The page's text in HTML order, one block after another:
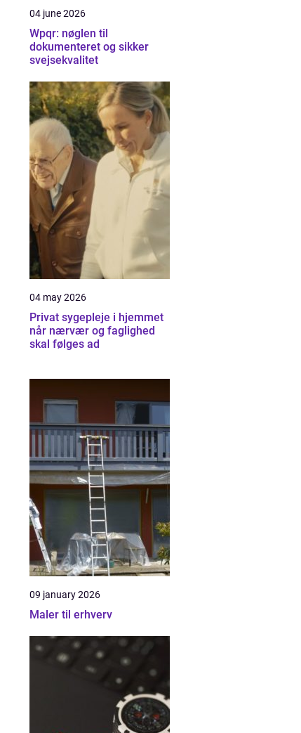
04 june 2026
Wpqr: nøglen til
dokumenteret og sikker
svejsekvalitet
04 may 2026
Privat sygepleje i hjemmet
når nærvær og faglighed
skal følges ad
09 january 2026
Maler til erhverv